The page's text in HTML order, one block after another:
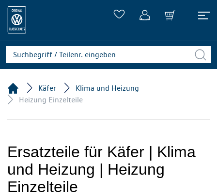
Käfer
Klima und Heizung
Heizung Einzelteile
Ersatzteile für Käfer | Klima
und Heizung | Heizung
Einzelteile